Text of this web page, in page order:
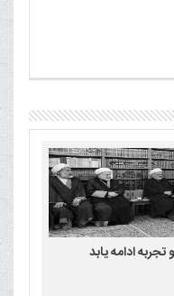
ادامه یابد